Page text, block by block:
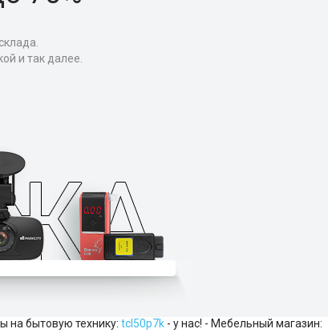
и так далее.
на бытовую технику: tcl50p7k - у нас! - Мебельный магазин: